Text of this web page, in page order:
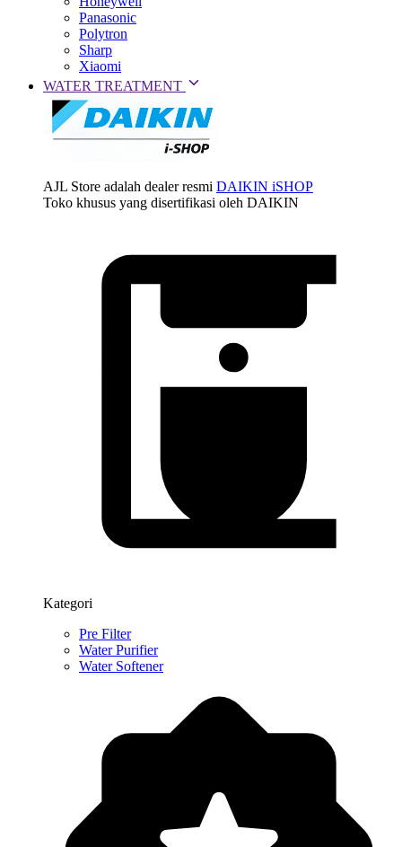
Panasonic
Polytron
Sharp
Xiaomi
WATER TREATMENT
AJL Store adalah dealer resmi DAIKIN iSHOP
Toko khusus yang disertifikasi oleh DAIKIN
Kategori
Pre Filter
Water Purifier
Water Softener